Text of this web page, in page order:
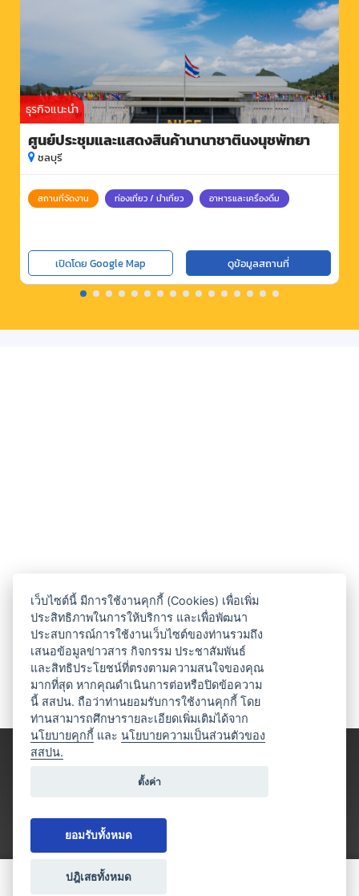
ธุรกิจแนะนำ
ศูนย์ประชุมและแสดงสินค้านานาชาตินงนุชพัทยา
ชลบุรี
สถานที่จัดงาน ท่องเที่ยว / นำเที่ยว อาหารและเครื่องดื่ม
เปิดโดย Google Map ดูข้อมูลสถานที่
เว็บไซต์นี้ มีการใช้งานคุกกี้ (Cookies) เพื่อเพิ่ม
ประสิทธิภาพในการให้บริการ และเพื่อพัฒนา
ประสบการณ์การใช้งานเว็บไซต์ของท่านรวมถึง
เสนอข้อมูลข่าวสาร กิจกรรม ประชาสัมพันธ์
และสิทธิประโยชน์ที่ตรงตามความสนใจของคุณ
มากที่สุด หากคุณดำเนินการต่อหรือปิดข้อความ
นี้ สสปน. ถือว่าท่านยอมรับการใช้งานคุกกี้ โดย
ท่านสามารถศึกษารายละเอียดเพิ่มเติมได้จาก
นโยบายคุกกี้ และนโยบายความเป็นส่วนตัวของ
สสปน.
ตั้งค่า
ยอมรับทั้งหมด
ปฎิเสธทั้งหมด